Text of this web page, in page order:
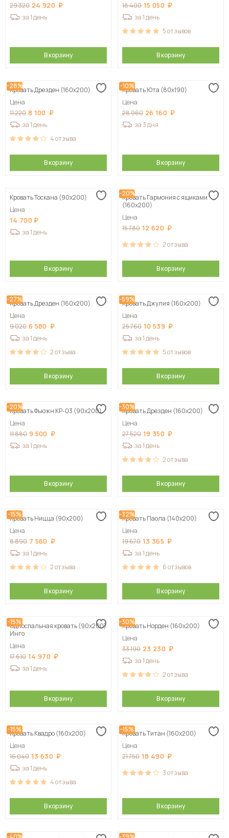
29 320 24 920
за 1 день
В корзину
18 400 15 050
за 1 день
5отзывов
В корзину
-28%
Кровать Дрезден (160х200)
Цена
11 220 8 100
за 1 день
4отзыва
В корзину
-10%
Кровать Юта (80х190)
Цена
28 960 26 160
за 3 дня
В корзину
Кровать Тоскана (90х200)
Цена
14 700
за 1 день
В корзину
-20%
Кровать Гармония с ящиками
(160х200)
Цена
15 780 12 620
2отзыва
В корзину
-27%
Кровать Дрезден (160х200)
Цена
9 020 6 580
за 1 день
2отзыва
В корзину
-59%
Кровать Джулия (160х200)
Цена
25 760 10 539
за 1 день
5отзывов
В корзину
-20%
Кровать Фьюжн КР-03 (90х200)
Цена
11 880 9 500
за 1 день
В корзину
-30%
Кровать Дрезден (160х200)
Цена
27 520 19 350
за 1 день
2отзыва
В корзину
-15%
Кровать Ницца (90х200)
Цена
8 890 7 560
за 1 день
2отзыва
В корзину
-32%
Кровать Паола (140х200)
Цена
19 670 13 365
за 1 день
6отзывов
В корзину
-15%
Односпальная кровать (90х200)
Инго
Цена
17 610 14 970
за 1 день
В корзину
-30%
Кровать Норден (160х200)
Цена
33 190 23 230
за 1 день
2отзыва
В корзину
-15%
Кровать Квадро (160х200)
Цена
16 040 13 630
за 1 день
4отзыва
В корзину
-15%
Кровать Титан (160х200)
Цена
21 750 18 490
3отзыва
В корзину